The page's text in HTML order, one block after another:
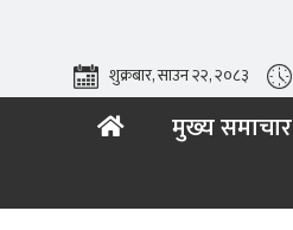
शुक्रबार, साउन २२, २०८३
मुख्य समाचार